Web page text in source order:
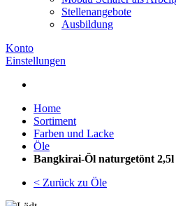
Stellenangebote
Ausbildung
Konto
Einstellungen
Home
Sortiment
Farben und Lacke
Öle
Bangkirai-Öl naturgetönt 2,5l
< Zurück zu Öle